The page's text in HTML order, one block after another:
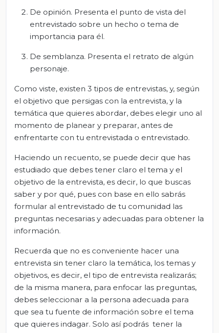
De opinión. Presenta el punto de vista del
entrevistado sobre un hecho o tema de
importancia para él.
De semblanza. Presenta el retrato de algún
personaje.
Como viste, existen 3 tipos de entrevistas, y, según
el objetivo que persigas con la entrevista, y la
temática que quieres abordar, debes elegir uno al
momento de planear y preparar, antes de
enfrentarte con tu entrevistada o entrevistado.
Haciendo un recuento, se puede decir que has
estudiado que debes tener claro el tema y el
objetivo de la entrevista, es decir, lo que buscas
saber y por qué, pues con base en ello sabrás
formular al entrevistado de tu comunidad las
preguntas necesarias y adecuadas para obtener la
información.
Recuerda que no es conveniente hacer una
entrevista sin tener claro la temática, los temas y
objetivos, es decir, el tipo de entrevista realizarás;
de la misma manera, para enfocar las preguntas,
debes seleccionar a la persona adecuada para
que sea tu fuente de información sobre el tema
que quieres indagar. Solo así podrás tener la